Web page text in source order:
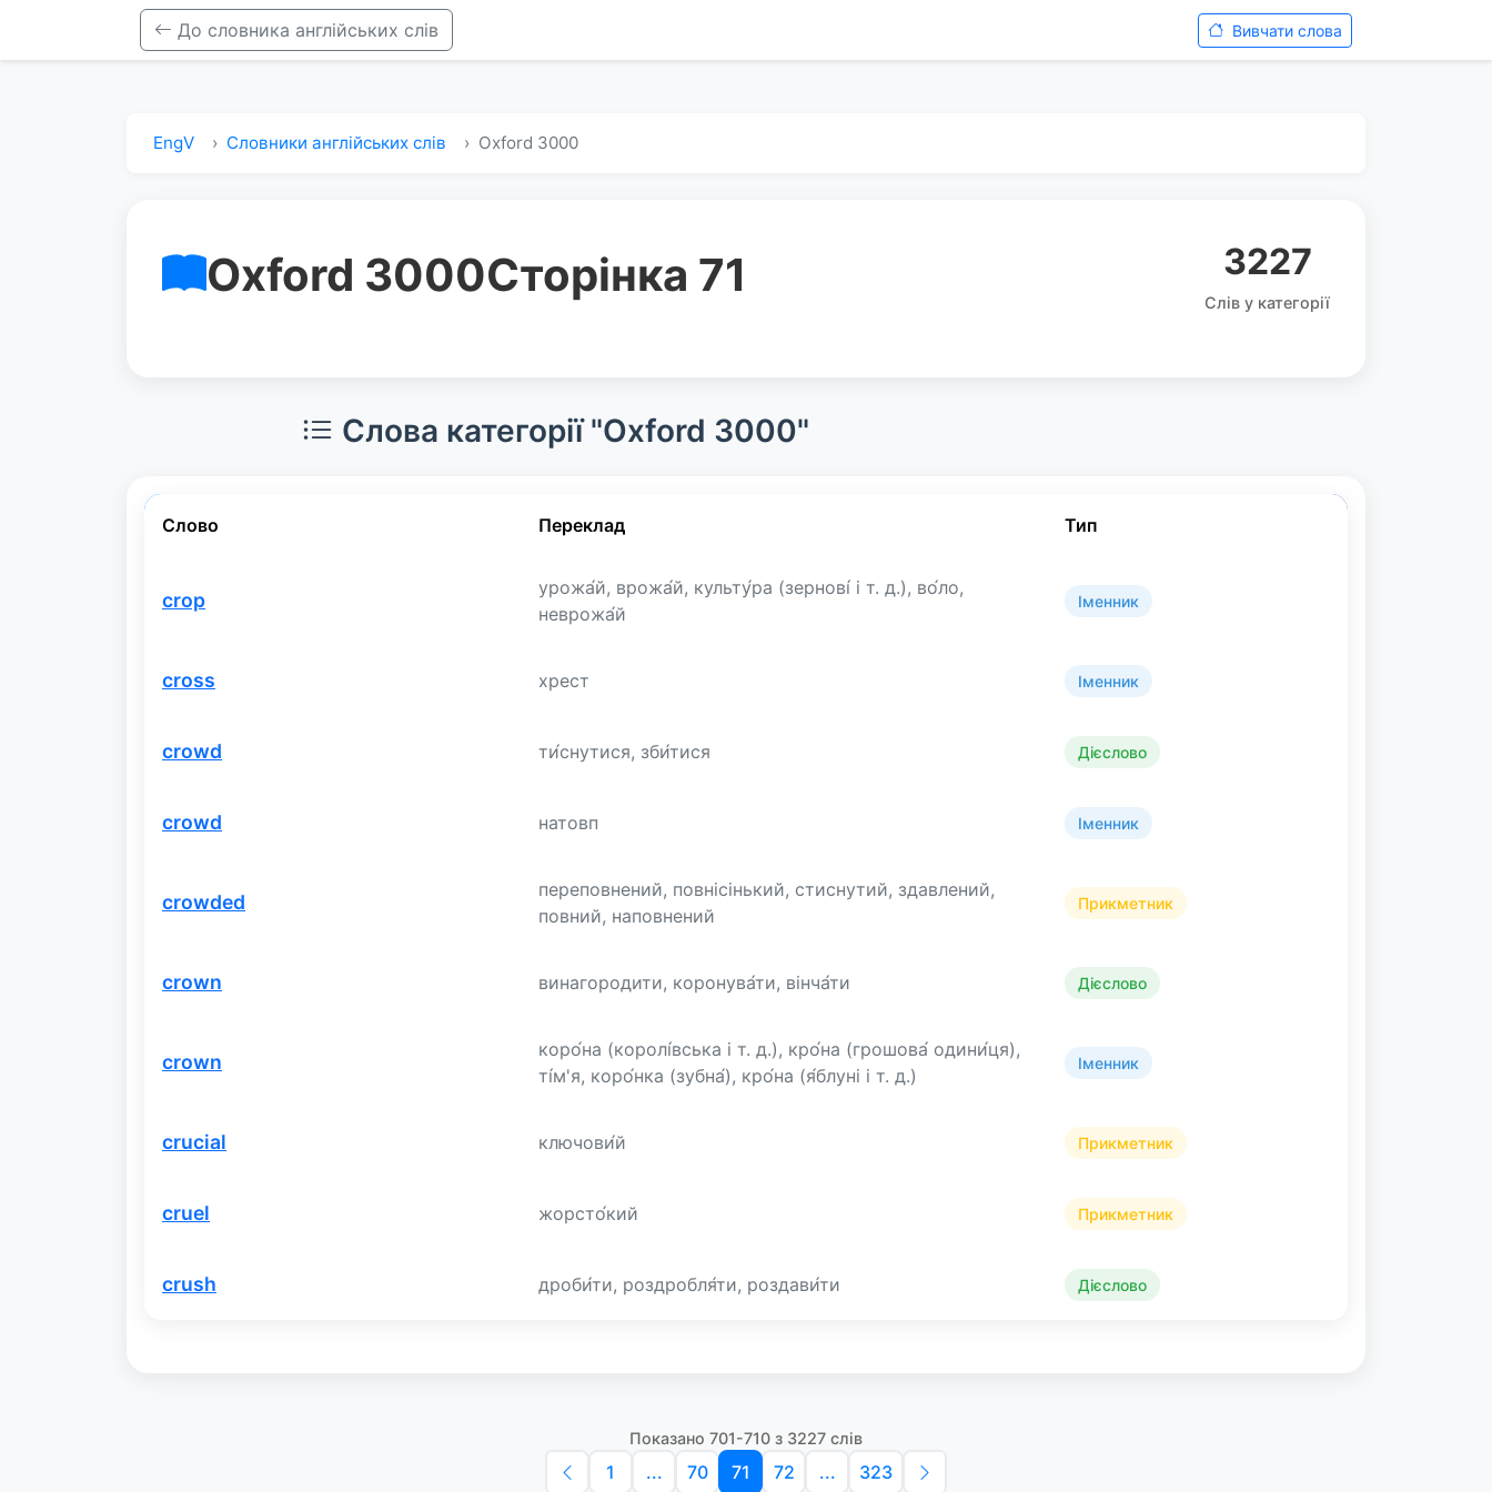
До словника англійських слів Вивчати слова
EngV Словники англійських слів Oxford 3000
Oxford 3000Сторінка 71 3227
Слів у категорії
Слова категорії "Oxford 3000"
Слово Переклад Тип
crop
урожа́й, врожа́й, культу́ра (зернові́ і т. д.), во́ло,
неврожа́й
Іменник
cross хрест Іменник
crowd ти́снутися, зби́тися Дієслово
crowd натовп Іменник
crowded
переповнений, повнісінький, стиснутий, здавлений,
повний, наповнений
Прикметник
crown винагородити, коронува́ти, вінча́ти Дієслово
crown
коро́на (королі́вська і т. д.), кро́на (грошова́ одини́ця),
ті́м'я, коро́нка (зубна́), кро́на (я́блуні і т. д.)
Іменник
crucial ключови́й Прикметник
cruel жорсто́кий Прикметник
crush дроби́ти, роздробля́ти, роздави́ти Дієслово
Показано 701-710 з 3227 слів
1 ... 70 71 72 ... 323